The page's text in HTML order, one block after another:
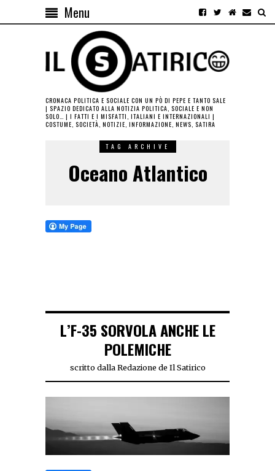
Menu
CRONACA POLITICA E SOCIALE CON UN PÒ DI PEPE E TANTO SALE
| SPAZIO DEDICATO ALLA NOTIZIA POLITICA, SOCIALE E NON
SOLO… | I FATTI E I MISFATTI, ITALIANI E INTERNAZIONALI |
COSTUME, SOCIETÀ, NOTIZIE, INFORMAZIONE, NEWS, SATIRA
TAG ARCHIVE
Oceano Atlantico
L’F-35 SORVOLA ANCHE LE
POLEMICHE
scritto dalla Redazione de Il Satirico